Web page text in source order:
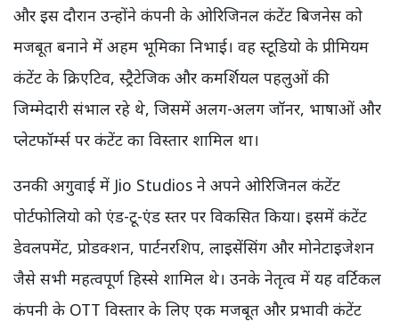
और इस दौरान उन्होंने कंपनी के ओरिजिनल कंटेंट बिजनेस को
मजबूत बनाने में अहम भूमिका निभाई। वह स्टूडियो के प्रीमियम
कंटेंट के क्रिएटिव, स्ट्रैटेजिक और कमर्शियल पहलुओं की
जिम्मेदारी संभाल रहे थे, जिसमें अलग-अलग जॉनर, भाषाओं और
प्लेटफॉर्म्स पर कंटेंट का विस्तार शामिल था।
उनकी अगुवाई में Jio Studios ने अपने ओरिजिनल कंटेंट
पोर्टफोलियो को एंड-टू-एंड स्तर पर विकसित किया। इसमें कंटेंट
डेवलपमेंट, प्रोडक्शन, पार्टनरशिप, लाइसेंसिंग और मोनेटाइजेशन
जैसे सभी महत्वपूर्ण हिस्से शामिल थे। उनके नेतृत्व में यह वर्टिकल
कंपनी के OTT विस्तार के लिए एक मजबूत और प्रभावी कंटेंट